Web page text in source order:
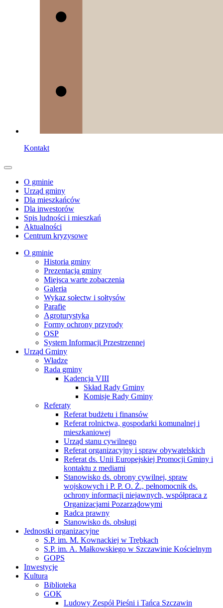
Kontakt
O gminie
Urząd gminy
Dla mieszkańców
Dla inwestorów
Spis ludności i mieszkań
Aktualności
Centrum kryzysowe
O gminie
Historia gminy
Prezentacja gminy
Miejsca warte zobaczenia
Galeria
Wykaz sołectw i sołtysów
Parafie
Agroturystyka
Formy ochrony przyrody
OSP
System Informacji Przestrzennej
Urząd Gminy
Władze
Rada gminy
Kadencja VIII
Skład Rady Gminy
Komisje Rady Gminy
Referaty
Referat budżetu i finansów
Referat rolnictwa, gospodarki komunalnej i
mieszkaniowej
Urząd stanu cywilnego
Referat organizacyjny i spraw obywatelskich
Referat ds. Unii Europejskiej Promocji Gminy i
kontaktu z mediami
Stanowisko ds. obrony cywilnej, spraw
wojskowych i P. P. O. Ż., pełnomocnik ds.
ochrony informacji niejawnych, współpraca z
Organizacjami Pozarządowymi
Radca prawny
Stanowisko ds. obsługi
Jednostki organizacyjne
S.P. im. M. Kownackiej w Trębkach
S.P. im. A. Małkowskiego w Szczawinie Kościelnym
GOPS
Inwestycje
Kultura
Biblioteka
GOK
Ludowy Zespół Pieśni i Tańca Szczawin